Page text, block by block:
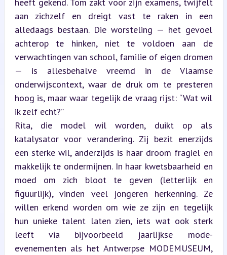
aan zichzelf en dreigt vast te raken in een
alledaags bestaan. Die worsteling — het gevoel
achterop te hinken, niet te voldoen aan de
verwachtingen van school, familie of eigen dromen
— is allesbehalve vreemd in de Vlaamse
onderwijscontext, waar de druk om te presteren
hoog is, maar waar tegelijk de vraag rijst: “Wat wil
ik zelf echt?”
Rita, die model wil worden, duikt op als
katalysator voor verandering. Zij bezit enerzijds
een sterke wil, anderzijds is haar droom fragiel en
makkelijk te ondermijnen. In haar kwetsbaarheid en
moed om zich bloot te geven (letterlijk en
figuurlijk), vinden veel jongeren herkenning. Ze
willen erkend worden om wie ze zijn en tegelijk
hun unieke talent laten zien, iets wat ook sterk
leeft via bijvoorbeeld jaarlijkse mode-
evenementen als het Antwerpse MODEMUSEUM,